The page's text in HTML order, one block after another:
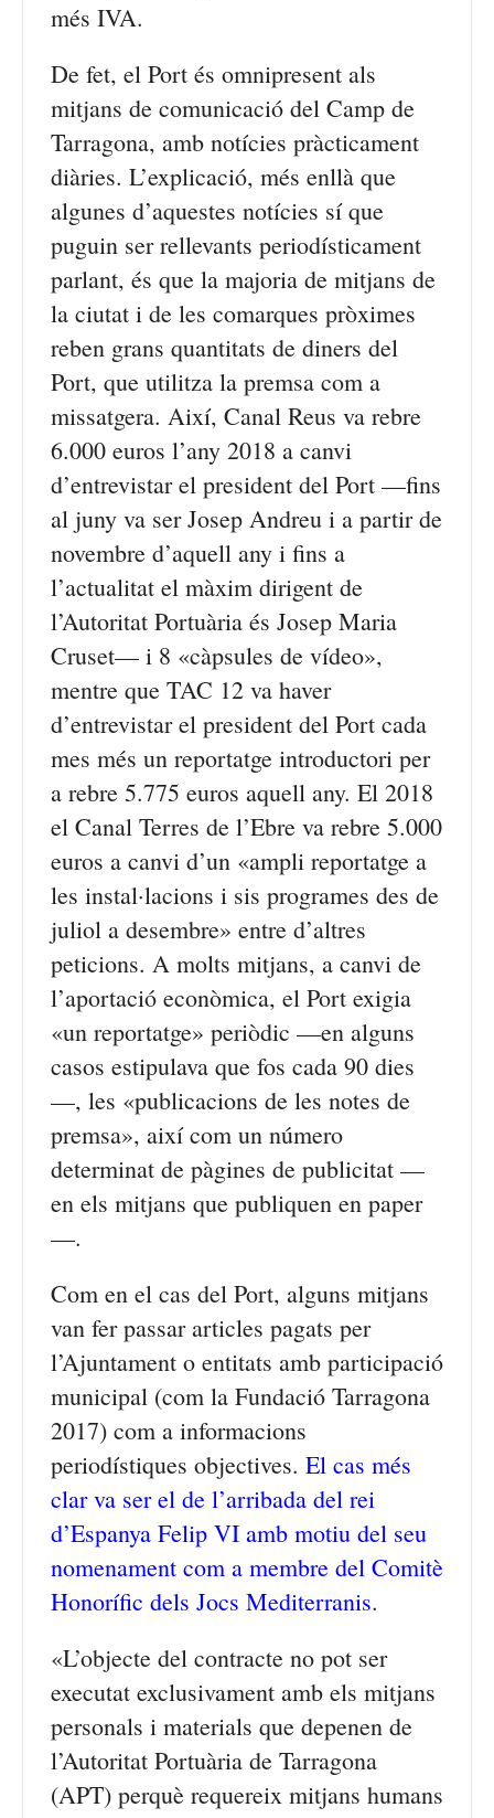
més IVA.
De fet, el Port és omnipresent als
mitjans de comunicació del Camp de
Tarragona, amb notícies pràcticament
diàries. L’explicació, més enllà que
algunes d’aquestes notícies sí que
puguin ser rellevants periodísticament
parlant, és que la majoria de mitjans de
la ciutat i de les comarques pròximes
reben grans quantitats de diners del
Port, que utilitza la premsa com a
missatgera. Així, Canal Reus va rebre
6.000 euros l’any 2018 a canvi
d’entrevistar el president del Port —fins
al juny va ser Josep Andreu i a partir de
novembre d’aquell any i fins a
l’actualitat el màxim dirigent de
l’Autoritat Portuària és Josep Maria
Cruset— i 8 «càpsules de vídeo»,
mentre que TAC 12 va haver
d’entrevistar el president del Port cada
mes més un reportatge introductori per
a rebre 5.775 euros aquell any. El 2018
el Canal Terres de l’Ebre va rebre 5.000
euros a canvi d’un «ampli reportatge a
les instal·lacions i sis programes des de
juliol a desembre» entre d’altres
peticions. A molts mitjans, a canvi de
l’aportació econòmica, el Port exigia
«un reportatge» periòdic —en alguns
casos estipulava que fos cada 90 dies
—, les «publicacions de les notes de
premsa», així com un número
determinat de pàgines de publicitat —
en els mitjans que publiquen en paper
—.
Com en el cas del Port, alguns mitjans
van fer passar articles pagats per
l’Ajuntament o entitats amb participació
municipal (com la Fundació Tarragona
2017) com a informacions
periodístiques objectives. El cas més
clar va ser el de l’arribada del rei
d’Espanya Felip VI amb motiu del seu
nomenament com a membre del Comitè
Honorífic dels Jocs Mediterranis.
«L’objecte del contracte no pot ser
executat exclusivament amb els mitjans
personals i materials que depenen de
l’Autoritat Portuària de Tarragona
(APT) perquè requereix mitjans humans